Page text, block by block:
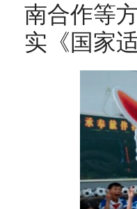
南合作等
实《国家